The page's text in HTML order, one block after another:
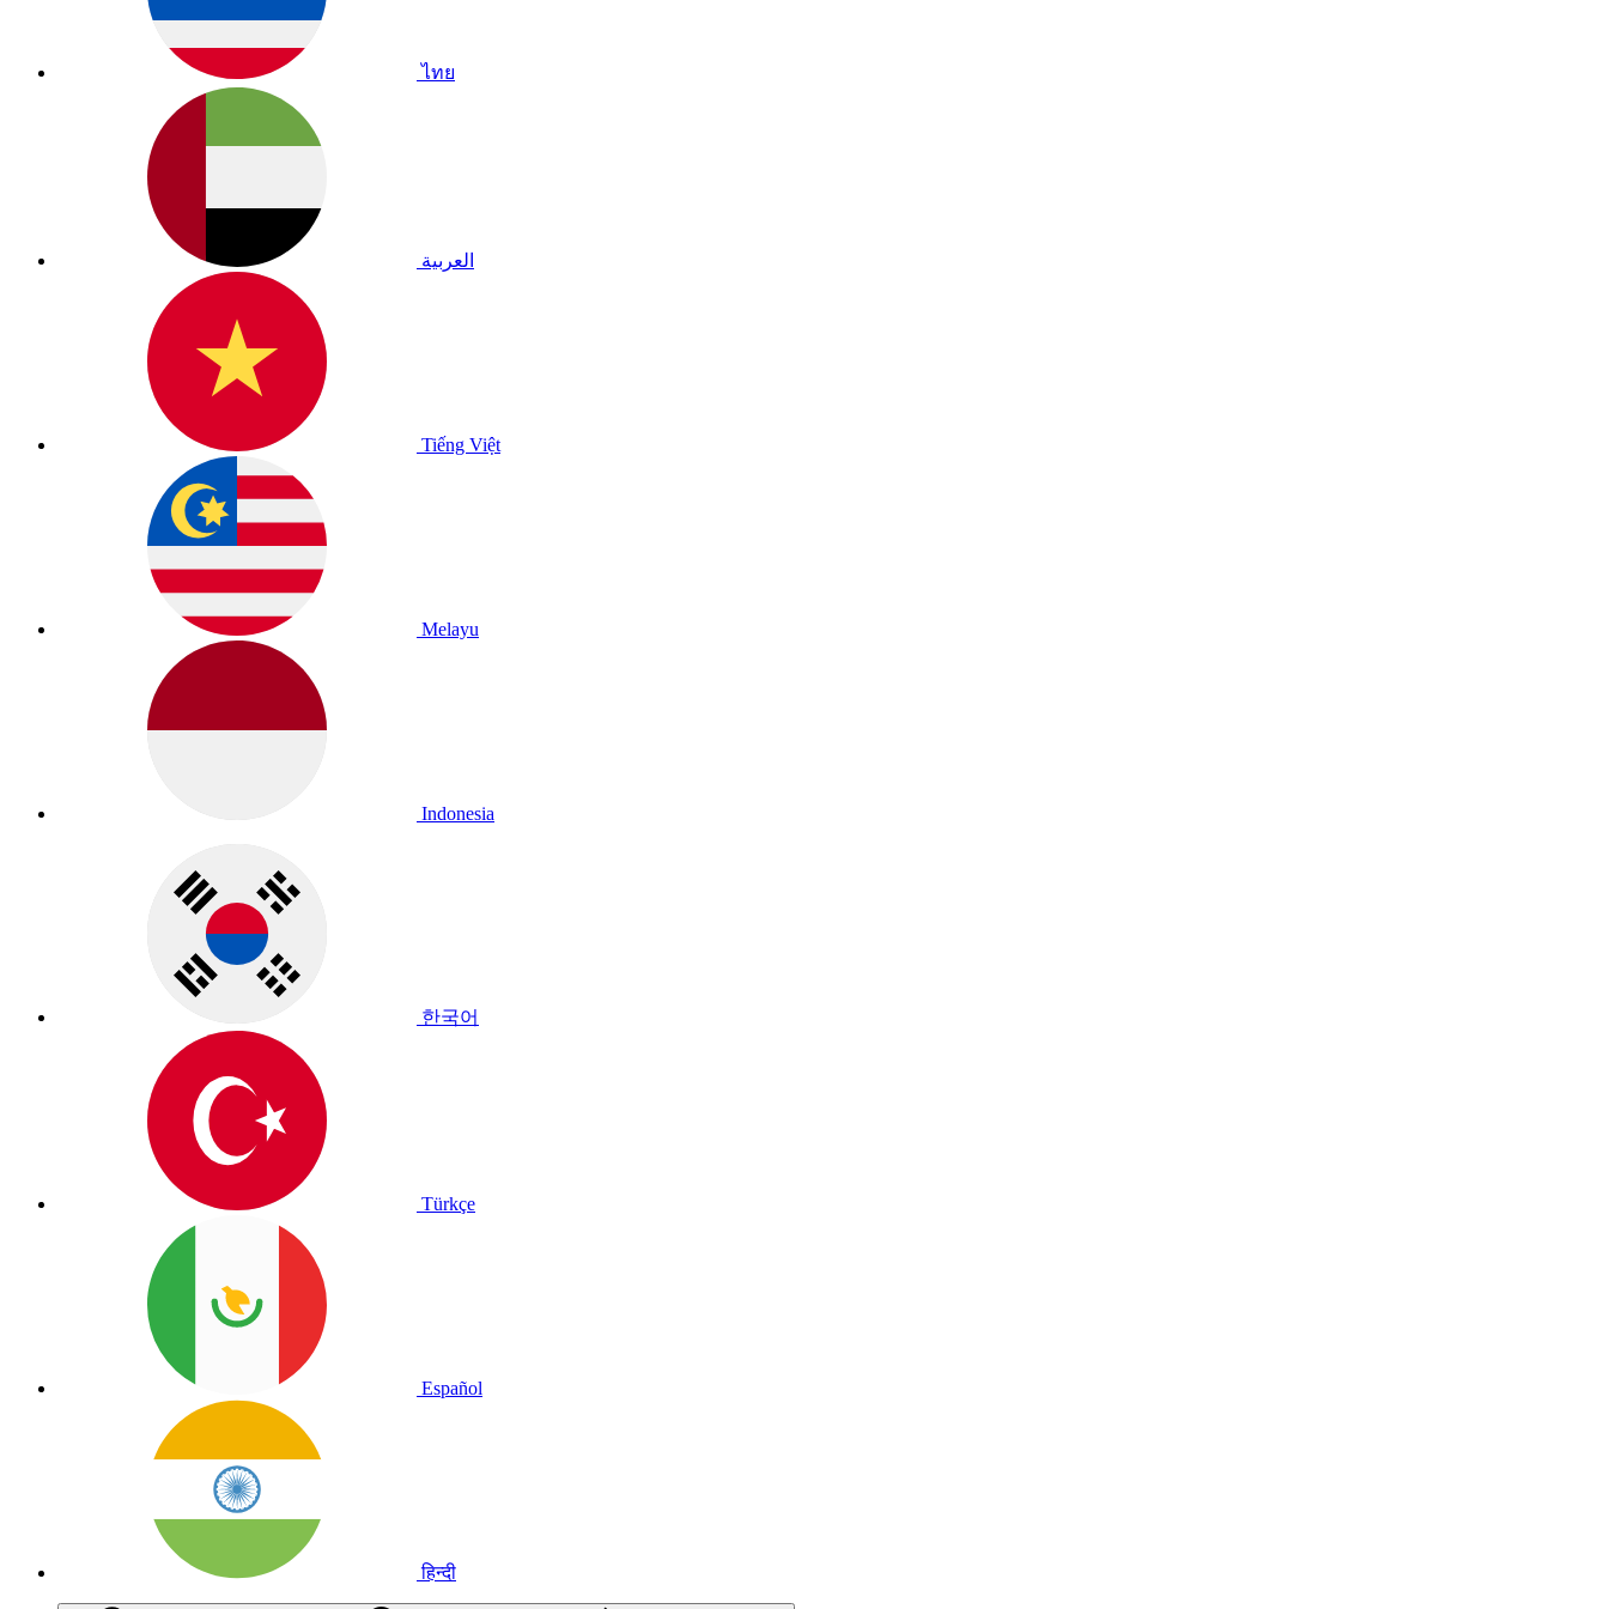
ไทย
العربية
Tiếng Việt
Melayu
Indonesia
한국어
Türkçe
Español
हिन्दी